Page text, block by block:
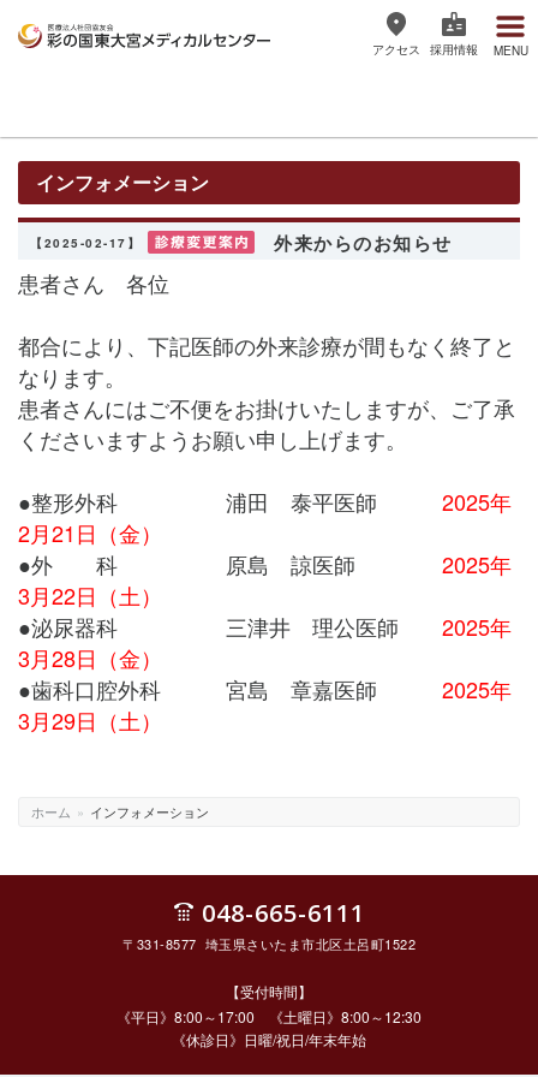
メディカルセンター
アクセス 採用情報 MENU
インフォメーション
【2025-02-17】 外来からのお知らせ
患者さん 各位
都合により、下記医師の外来診療が間もなく終了と
なります。
患者さんにはご不便をお掛けいたしますが、ご了承
くださいますようお願い申し上げます。
●整形外科 浦田 泰平医師 2025年
2月21日（金）
●外 科 原島 諒医師 2025年
3月22日（土）
●泌尿器科 三津井 理公医師 2025年
3月28日（金）
●歯科口腔外科 宮島 章嘉医師 2025年
3月29日（土）
ホーム » インフォメーション
048-665-6111
〒331-8577 埼玉県さいたま市北区土呂町1522
【受付時間】
《平日》8:00～17:00 《土曜日》8:00～12:30
《休診日》日曜/祝日/年末年始